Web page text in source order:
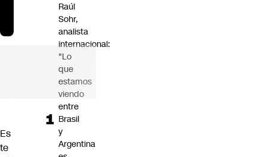
Es
te
Raúl
Sohr,
analista
internacional:
"Lo
que
estamos
viendo
entre
Brasil
y
Argentina